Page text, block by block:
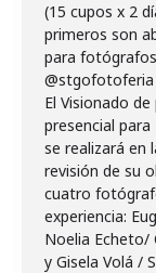
(15 cupos x 2
primeros son
para
@stgofotoferia
El Visionado
presencial
se realizará en
revisión de su
cuatro
experiencia:
Noelia Echeto/
y Gisela Volá /